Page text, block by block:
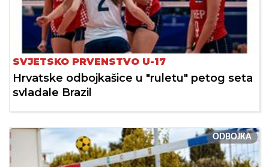
SVJETSKO PRVENSTVO U-17
Hrvatske odbojkašice u "ruletu" petog seta
svladale Brazil
ODBOJKA